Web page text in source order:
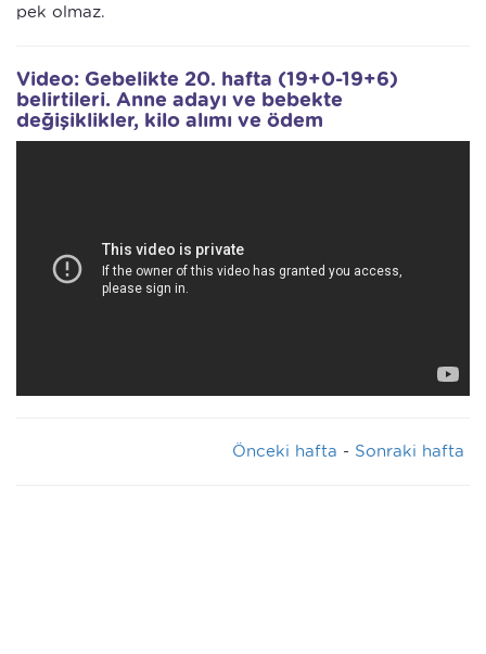
pek olmaz.
Video: Gebelikte 20. hafta (19+0-19+6)
belirtileri. Anne adayı ve bebekte
değişiklikler, kilo alımı ve ödem
Önceki hafta - Sonraki hafta